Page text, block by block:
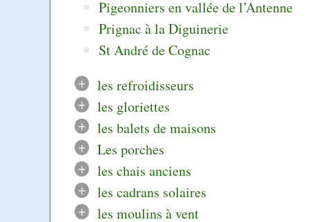
Pigeonniers en vallée de l’Antenne
Prignac à la Diguinerie
St André de Cognac
+
les refroidisseurs
+
les gloriettes
+
les balets de maisons
+
Les porches
+
les chais anciens
+
les cadrans solaires
+
les moulins à vent